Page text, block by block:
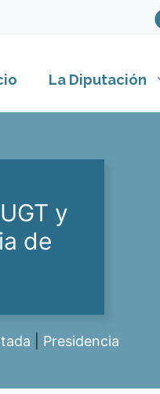
La Diputación
y
de
Presidencia